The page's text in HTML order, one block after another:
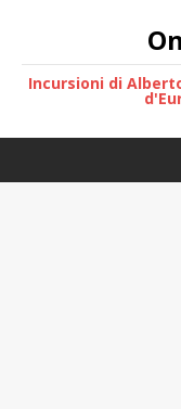
Incursioni di